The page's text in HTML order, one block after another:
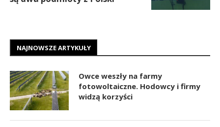
NAJNOWSZE ARTYKUŁY
Owce weszły na farmy
fotowoltaiczne. Hodowcy i firmy
widzą korzyści